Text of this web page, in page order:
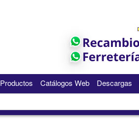
Productos Catálogos Web Descargas